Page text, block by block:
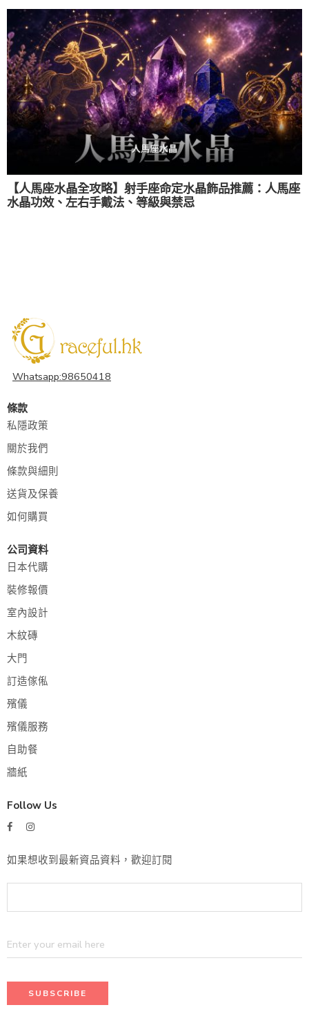
【人馬座水晶全攻略】射手座命定水晶飾品推薦：人馬座
水晶功效、左右手戴法、等級與禁忌
Whatsapp:98650418
條款
私隱政策
關於我們
條款與細則
送貨及保養
如何購買
公司資料
日本代購
裝修報價
室內設計
木紋磚
大門
訂造傢俬
殯儀
殯儀服務
自助餐
牆紙
Follow Us
如果想收到最新資品資料，歡迎訂閱